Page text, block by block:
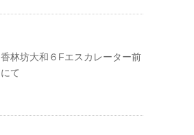
香林坊大和６Fエスカレーター前
にて